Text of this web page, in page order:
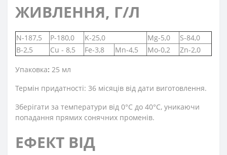
ЖИВЛЕННЯ, Г/Л
N-187,5 P-180,0 K-25,0 Mg-5,0
S-84,0
B-2,5
Cu - 8,5 Fe-3,8 Mn-4,5 Mo-0,2 Zn-2,0
Упаковка: 25 мл
Термін придатності: 36 місяців від дати виготовлення.
Зберігати за температури від 0°С до 40°С, уникаючи
попадання прямих сонячних променів.
ЕФЕКТ ВІД